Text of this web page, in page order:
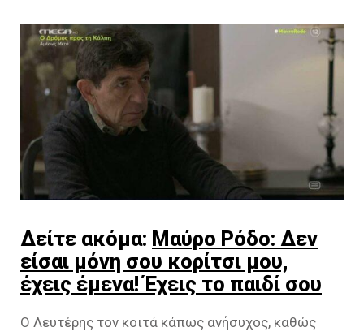
Δείτε ακόμα: Μαύρο Ρόδο: Δεν
είσαι μόνη σου κορίτσι μου,
έχεις έμενα! Έχεις το παιδί σου
Ο Λευτέρης τον κοιτά κάπως ανήσυχος, καθώς